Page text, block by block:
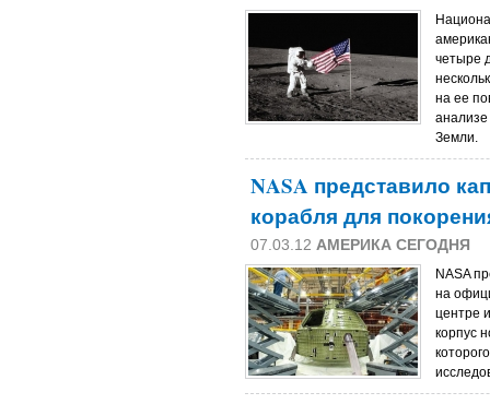
четыре
на ее
Земли.
NASA представило
корабля для
07.03.12 АМЕРИКА СЕГОДНЯ
NASA
на
центре
корпус